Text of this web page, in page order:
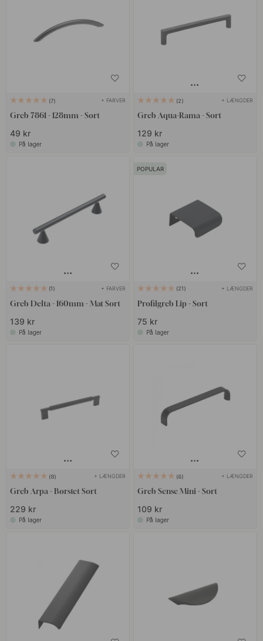
7 + FARVER
Greb 7861 - 128mm - Sort
49 kr
På lager
2 + LÆNGDER
Greb Aqua-Rama - Sort
129 kr
På lager
1 + FARVER
Greb Delta - 160mm - Mat Sort
139 kr
På lager
POPULAR
21 + LÆNGDER
Profilgreb Lip - Sort
75 kr
På lager
8 + LÆNGDER
Greb Arpa - Børstet Sort
229 kr
På lager
6 + LÆNGDER
Greb Sense Mini - Sort
109 kr
På lager